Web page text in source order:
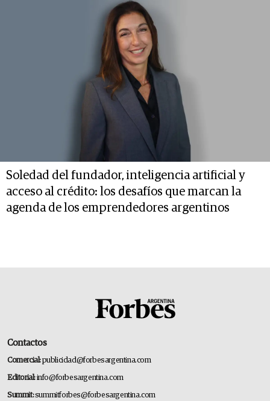
Soledad del fundador, inteligencia artificial y
acceso al crédito: los desafíos que marcan la
agenda de los emprendedores argentinos
Contactos
Comercial:publicidad@forbesargentina.com
Editorial:info@forbesargentina.com
Summit:summitforbes@forbesargentina.com